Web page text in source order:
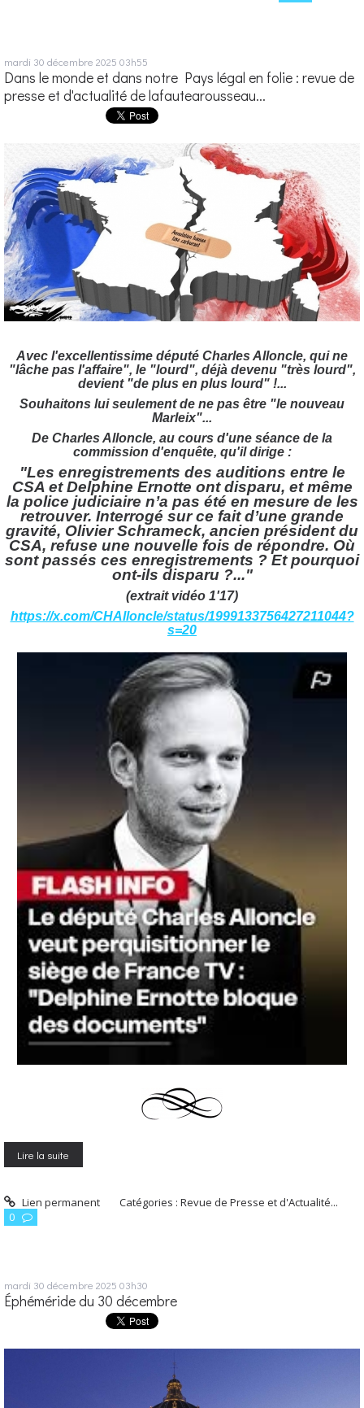
mardi 30 décembre 2025 03h55
Dans le monde et dans notre Pays légal en folie : revue de
presse et d'actualité de lafautearousseau...
Avec l'excellentissime député Charles Alloncle, qui ne
"lâche pas l'affaire", le "lourd", déjà devenu "très lourd",
devient "de plus en plus lourd" !...
Souhaitons lui seulement de ne pas être "le nouveau
Marleix"...
De Charles Alloncle, au cours d'une séance de la
commission d'enquête, qu'il dirige :
"Les enregistrements des auditions entre le
CSA et Delphine Ernotte ont disparu, et même
la police judiciaire n’a pas été en mesure de les
retrouver. Interrogé sur ce fait d’une grande
gravité, Olivier Schrameck, ancien président du
CSA, refuse une nouvelle fois de répondre. Où
sont passés ces enregistrements ? Et pourquoi
ont-ils disparu ?..."
(extrait vidéo 1'17)
https://x.com/CHAlloncle/status/1999133756427211044?
s=20
Lire la suite
Lien permanent Catégories :Revue de Presse et d'Actualité...
0
mardi 30 décembre 2025 03h30
Éphéméride du 30 décembre